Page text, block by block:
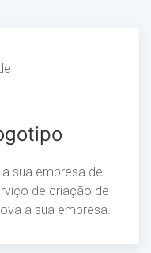
sua empresa de
de criação de
a sua empresa.